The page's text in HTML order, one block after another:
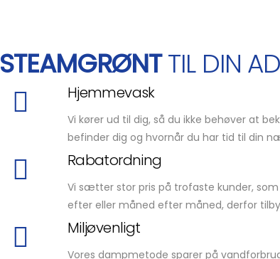
STEAMGRØNTTIL DIN
Hjemmevask
Vi kører ud til dig, så du ikke behøver at
befinder dig og hvornår du har tid til din
Rabatordning
Vi sætter stor pris på trofaste kunder,
efter eller måned efter måned, derfor
Miljøvenligt
Vores dampmetode sparer på